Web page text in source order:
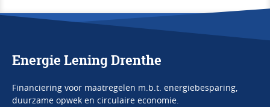
Energie Lening Drenthe
Financiering voor maatregelen m.b.t. energiebesparing,
duurzame opwek en circulaire economie.